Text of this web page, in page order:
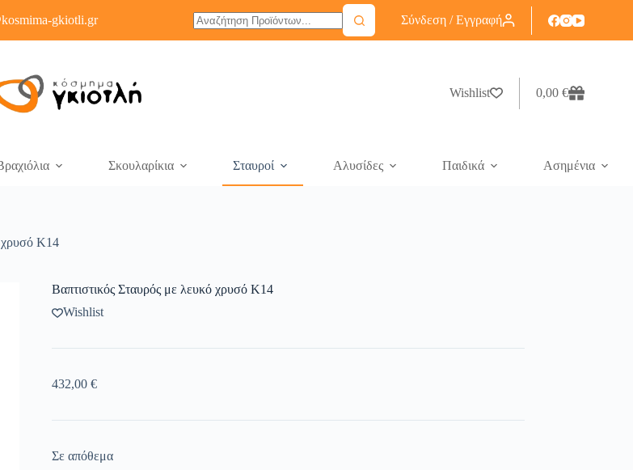
gkiotli.gr Σύνδεση / Εγγραφή
Wishlist 0,00 €
Σκουλαρίκια Σταυροί Αλυσίδες Παιδικά Ασημένια
χρυσό K14
Βαπτιστικός Σταυρός με λευκό χρυσό K14
Wishlist
432,00 €
Σε απόθεμα